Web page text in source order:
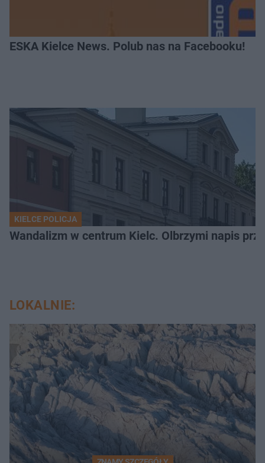
ESKA Kielce News. Polub nas na Facebooku!
KIELCE POLICJA
Wandalizm w centrum Kielc. Olbrzymi napis
LOKALNIE: